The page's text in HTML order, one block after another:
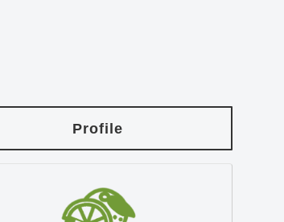
Profile